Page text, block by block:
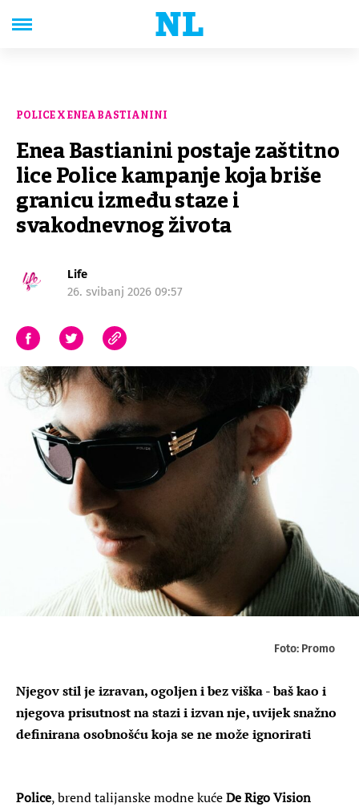
POLICE X ENEA BASTIANINI
Enea Bastianini postaje zaštitno
lice Police kampanje koja briše
granicu između staze i
svakodnevnog života
Life
26. svibanj 2026 09:57
Foto: Promo
Njegov stil je izravan, ogoljen i bez viška - baš kao i
njegova prisutnost na stazi i izvan nje, uvijek snažno
definirana osobnošću koja se ne može ignorirati
Police, brend talijanske modne kućeDe Rigo Vision